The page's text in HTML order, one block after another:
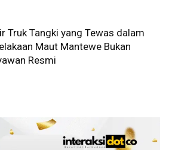
Truk Tangki yang Tewas dalam
Maut Mantewe Bukan
Resmi